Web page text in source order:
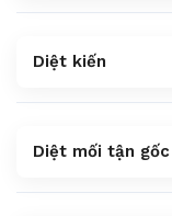
Diệt kiến
Diệt mối tận gốc